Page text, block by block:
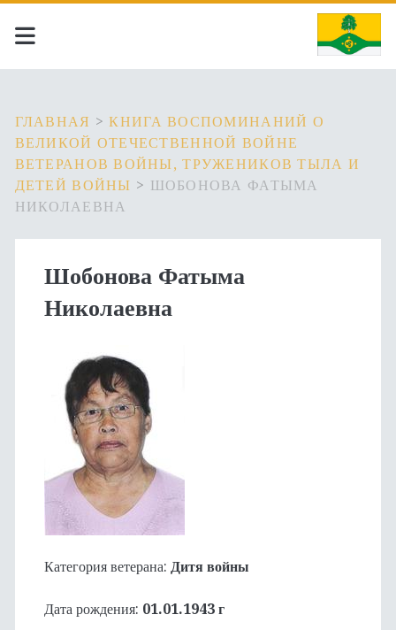
ГЛАВНАЯ >КНИГА ВОСПОМИНАНИЙ О
ВЕЛИКОЙ ОТЕЧЕСТВЕННОЙ ВОЙНЕ
ВЕТЕРАНОВ ВОЙНЫ, ТРУЖЕНИКОВ ТЫЛА И
ДЕТЕЙ ВОЙНЫ > ШОБОНОВА ФАТЫМА
НИКОЛАЕВНА
Шобонова Фатыма
Николаевна
Категория ветерана: Дитя войны
Дата рождения: 01.01.1943 г